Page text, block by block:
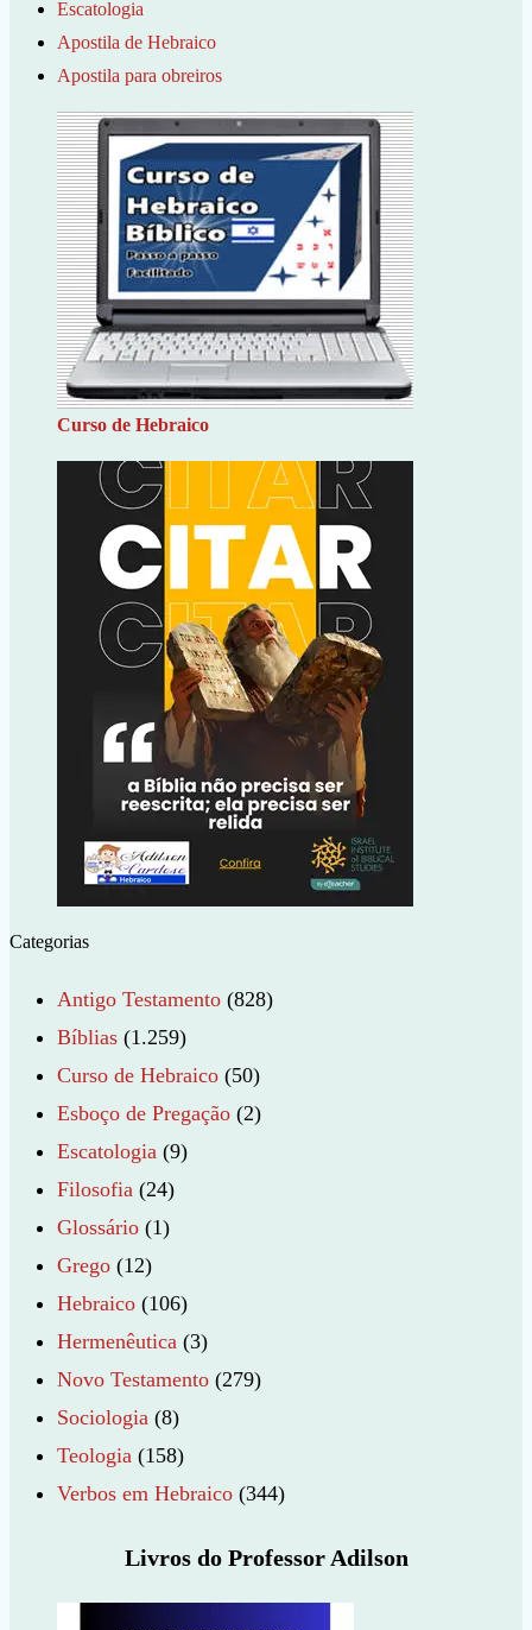
Escatologia
Apostila de Hebraico
Apostila para obreiros
Curso de Hebraico
Categorias
Antigo Testamento (828)
Bíblias (1.259)
Curso de Hebraico (50)
Esboço de Pregação (2)
Escatologia (9)
Filosofia (24)
Glossário (1)
Grego (12)
Hebraico (106)
Hermenêutica (3)
Novo Testamento (279)
Sociologia (8)
Teologia (158)
Verbos em Hebraico (344)
Livros do Professor Adilson